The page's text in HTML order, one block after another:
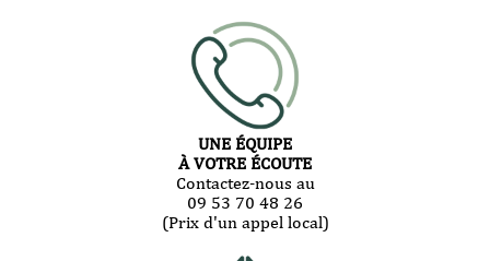
UNE ÉQUIPE
À VOTRE ÉCOUTE
Contactez-nous au
09 53 70 48 26
(Prix d'un appel local)